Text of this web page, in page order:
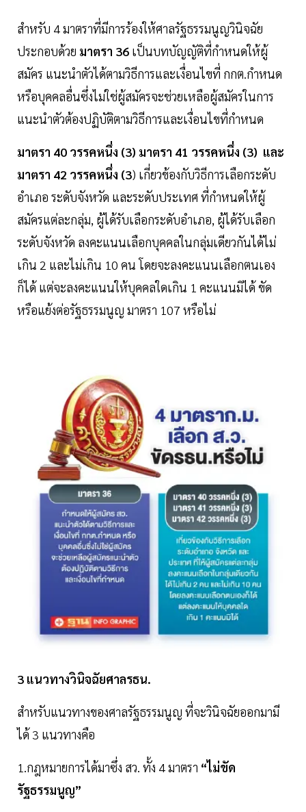
สำหรับ 4 มาตราที่มีการร้องให้ศาลรัฐธรรมนูญวินิจฉัย
ประกอบด้วย มาตรา 36 เป็นบทบัญญัติที่กำหนดให้ผู้
สมัคร แนะนำตัวได้ตามวิธีการและเงื่อนไขที่ กกต.กำหนด
หรือบุคคลอื่นซึ่งไม่ใช่ผู้สมัครจะช่วยเหลือผู้สมัครในการ
แนะนำตัวต้องปฏิบัติตามวิธีการและเงื่อนไขที่กำหนด
มาตรา 40 วรรคหนึ่ง (3) มาตรา 41 วรรคหนึ่ง (3) และ
มาตรา 42 วรรคหนึ่ง (3) เกี่ยวข้องกับวิธีการเลือกระดับ
อำเภอ ระดับจังหวัด และระดับประเทศ ที่กำหนดให้ผู้
สมัครแต่ละกลุ่ม, ผู้ได้รับเลือกระดับอำเภอ, ผู้ได้รับเลือก
ระดับจังหวัด ลงคะแนนเลือกบุคคลในกลุ่มเดียวกันได้ไม่
เกิน 2 และไม่เกิน 10 คน โดยจะลงคะแนนเลือกตนเอง
ก็ได้ แต่จะลงคะแนนให้บุคคลใดเกิน 1 คะแนนมิได้ ขัด
หรือแย้งต่อรัฐธรรมนูญ มาตรา 107 หรือไม่
3 แนวทางวินิจฉัยศาลรธน.
สำหรับแนวทางของศาลรัฐธรรมนูญ ที่จะวินิจฉัยออกมามี
ได้ 3 แนวทางคือ
1.กฎหมายการได้มาซึ่ง สว. ทั้ง 4 มาตรา “ไม่ขัด
รัฐธรรมนูญ”